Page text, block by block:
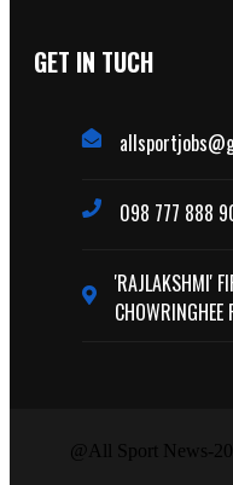
GET IN TUCH
098 777 888
'RAJLAKSHMI'
@All Sport News-